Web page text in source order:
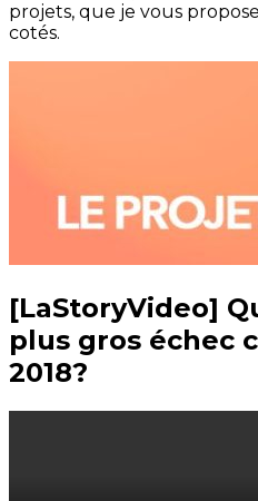
projets, que je vous
cotés.
[LaStoryVideo]
plus gros échec
2018?